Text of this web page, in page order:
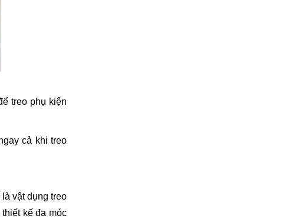
treo phụ kiện
cả khi treo
vật dụng treo
kế đa móc